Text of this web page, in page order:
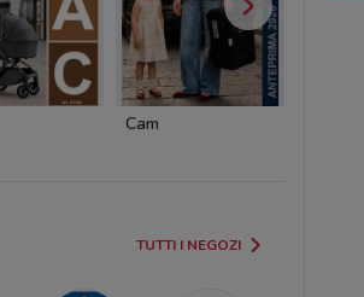
Cam
TUTTI I NEGOZI